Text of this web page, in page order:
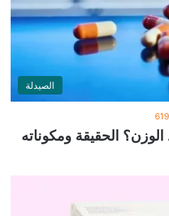
الصيدلة
619
الحقيقة ومكوناته